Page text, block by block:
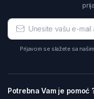
Prijavom se slažete sa našim
Potrebna Vam je pomoć